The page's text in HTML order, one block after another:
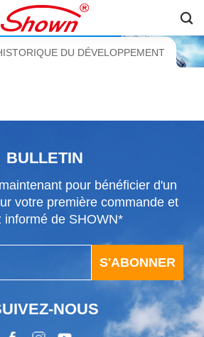
中文
DU DÉVELOPPEMENT
BULLETIN
pour bénéficier d'un
votre première commande et
informé de SHOWN*
S'ABONNER
NOUS